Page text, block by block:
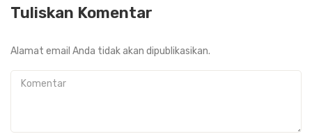
Tuliskan Komentar
Alamat email Anda tidak akan dipublikasikan.
Komentar